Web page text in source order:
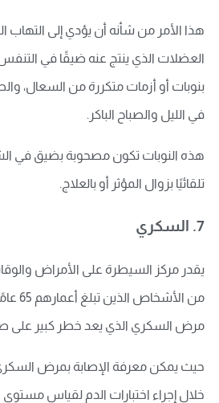
هذا الأمر من شأنه أن يؤدي إلى التهاب
العضلات الذي ينتج عنه ضيقًا في
بنوبات أو أزمات متكررة من السعال،
في الليل والصباح الباكر.
هذه النوبات تكون مصحوبة بضيق في
تلقائيًا بزوال المؤثر أو بالعلاج.
7. السكري
من
مرض السكري الذي يعد خطر كبير على
حيث يمكن معرفة الإصابة بمرض
خلال إجراء اختبارات الدم لقياس مستوى